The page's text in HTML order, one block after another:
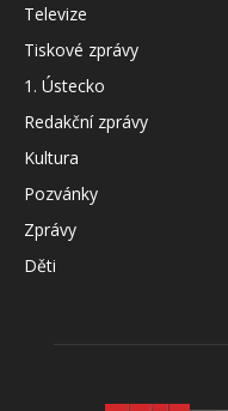
Televize
Tiskové zprávy
1. Ústecko
Redakční zprávy
Kultura
Pozvánky
Zprávy
Děti